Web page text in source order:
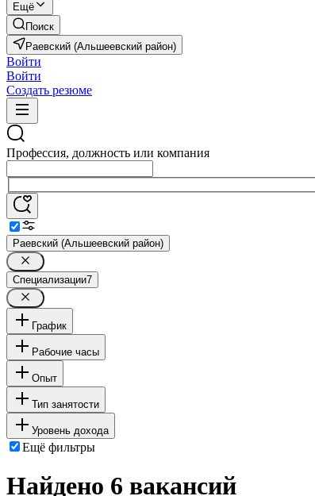
Ещё
Поиск
Раевский (Альшеевский район)
Войти
Войти
Создать резюме
Профессия, должность или компания
Раевский (Альшеевский район)
Специализации7
График
Рабочие часы
Опыт
Тип занятости
Уровень дохода
Ещё фильтры
Найдено 6 вакансий